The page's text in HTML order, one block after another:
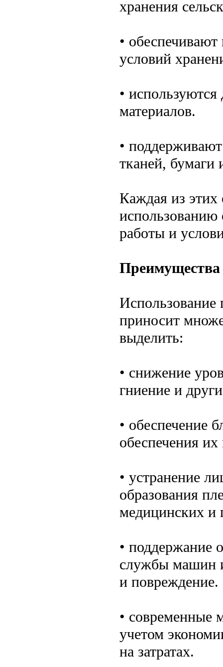
хранения
•
условий
•
материалов.
•
тканей, бумаги
Каждая из этих
использованию
работы и
приносит
выделить:
• снижение
гниение и
• обеспечение
обеспечения
• устранение
образования
медицинских и
• поддержание
службы машин
и повреждение.
• современные
учетом
на затратах.